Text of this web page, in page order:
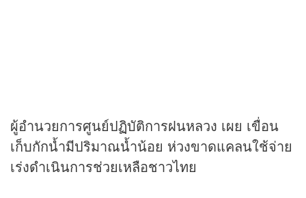
ผู้อำนวยการศูนย์ปฏิบัติการฝนหลวง เผย เขื่อน
เก็บกักน้ำมีปริมาณน้ำน้อย ห่วงขาดแคลนใช้จ่าย
เร่งดำเนินการช่วยเหลือชาวไทย